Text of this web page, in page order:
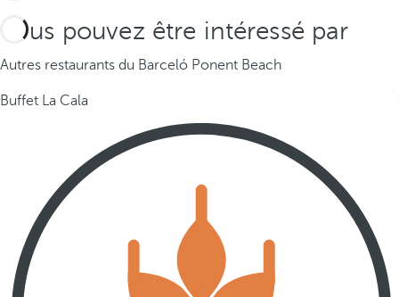
Vous pouvez être intéressé par
Autres restaurants du Barceló Ponent Beach
Buffet La Cala